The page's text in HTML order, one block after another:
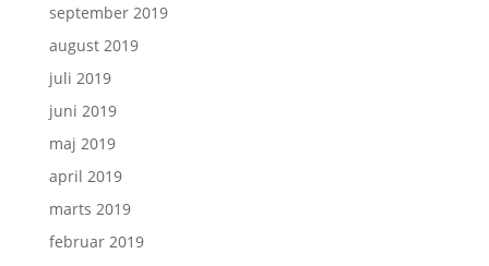
september 2019
august 2019
juli 2019
juni 2019
maj 2019
april 2019
marts 2019
februar 2019